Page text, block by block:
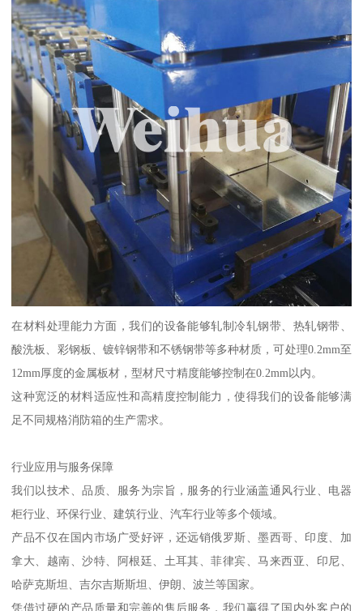
在材料处理能力方面，我们的设备能够轧制冷轧钢带、热轧钢带、
酸洗板、彩钢板、镀锌钢带和不锈钢带等多种材质，可处理0.2mm至
12mm厚度的金属板材，型材尺寸精度能够控制在0.2mm以内。
这种宽泛的材料适应性和高精度控制能力，使得我们的设备能够满
足不同规格消防箱的生产需求。
行业应用与服务保障
我们以技术、品质、服务为宗旨，服务的行业涵盖通风行业、电器
柜行业、环保行业、建筑行业、汽车行业等多个领域。
产品不仅在国内市场广受好评，还远销俄罗斯、墨西哥、印度、加
拿大、越南、沙特、阿根廷、土耳其、菲律宾、马来西亚、印尼、
哈萨克斯坦、吉尔吉斯斯坦、伊朗、波兰等国家。
凭借过硬的产品质量和完善的售后服务，我们赢得了国内外客户的